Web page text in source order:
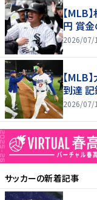
【MLB
円 賞
2026/07/
【MLB
到達 記
2026/07/
サッカーの新着記事